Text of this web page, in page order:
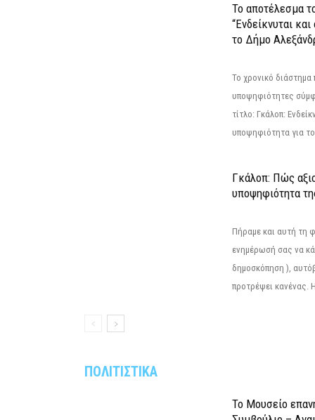
Το αποτέλεσμα
“Ενδείκνυται
το Δήμο
Το χρονικό διάστημα
υποψηφιότητες
τίτλο: Γκάλοπ:
υποψηφιότητα για
Γκάλοπ: Πώς
υποψηφιότητα
Πήραμε και αυτή τη
ενημέρωσή σας να
δημοσκόπηση ),
προτρέψει κανένας.
ΠΟΛΙΤΙΣΤΙΚΑ
Το Μουσείο